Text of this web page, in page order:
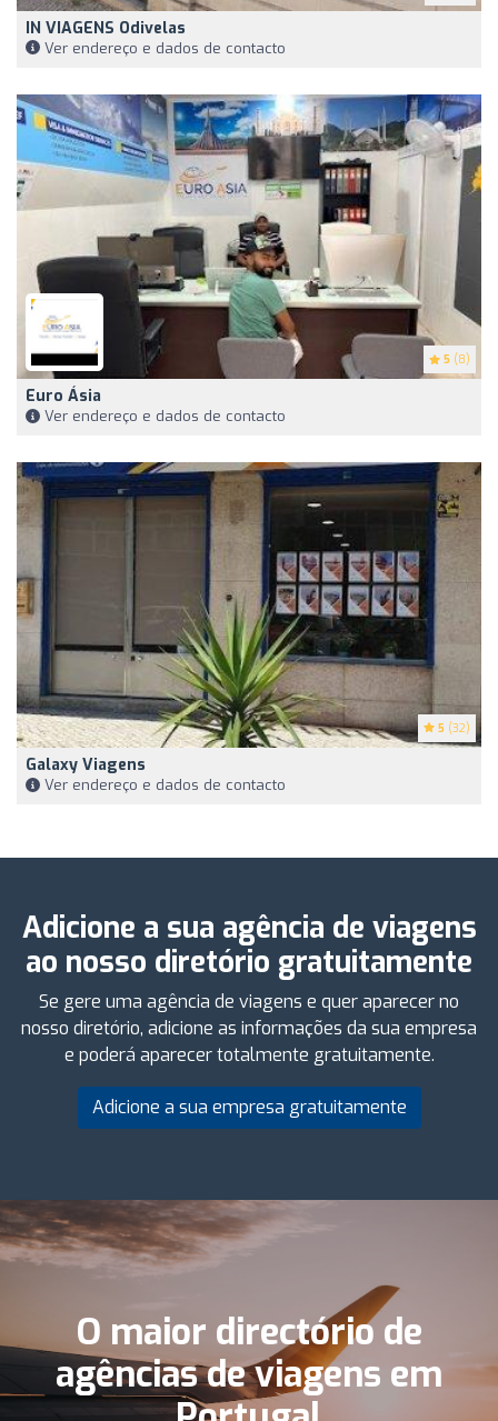
IN VIAGENS Odivelas
Ver endereço e dados de contacto
5 (8)
Euro Ásia
Ver endereço e dados de contacto
5 (32)
Galaxy Viagens
Ver endereço e dados de contacto
Adicione a sua agência de viagens
ao nosso diretório gratuitamente
Se gere uma agência de viagens e quer aparecer no
nosso diretório, adicione as informações da sua empresa
e poderá aparecer totalmente gratuitamente.
Adicione a sua empresa gratuitamente
O maior directório de
agências de viagens em